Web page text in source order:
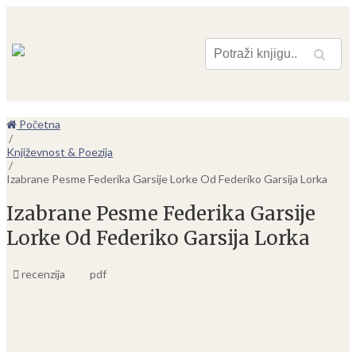
Pretraga
Početna
/
Književnost & Poezija
/
Izabrane Pesme Federika Garsije Lorke Od Federiko Garsija Lorka
Izabrane Pesme Federika Garsije
Lorke Od Federiko Garsija Lorka
recenzija pdf